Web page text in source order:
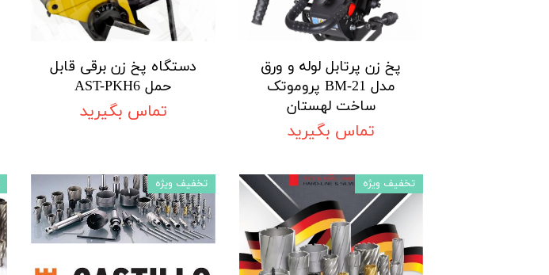
پخ زن پرتابل لوله و ورق
مدل BM-21 پروموتک
ساخت لهستان
تماس بگیرید
دستگاه پخ زن برقی قابل
حمل AST-PKH6
تماس بگیرید
تخفیف ویژه تخفیف ویژه